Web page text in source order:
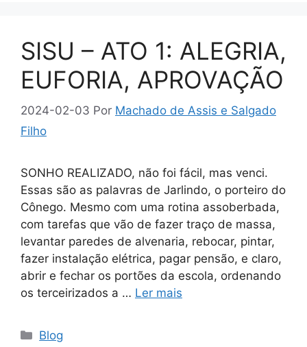
SISU – ATO 1: ALEGRIA,
EUFORIA, APROVAÇÃO
2024-02-03 Por Machado de Assis e Salgado
Filho
SONHO REALIZADO, não foi fácil, mas venci.
Essas são as palavras de Jarlindo, o porteiro do
Cônego. Mesmo com uma rotina assoberbada,
com tarefas que vão de fazer traço de massa,
levantar paredes de alvenaria, rebocar, pintar,
fazer instalação elétrica, pagar pensão, e claro,
abrir e fechar os portões da escola, ordenando
os terceirizados a … Ler mais
Categorias
Blog